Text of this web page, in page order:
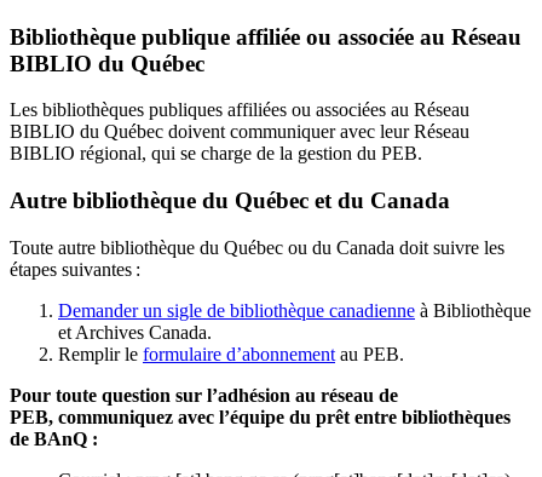
Bibliothèque publique affiliée ou associée au Réseau
BIBLIO du Québec
Les bibliothèques publiques affiliées ou associées au Réseau
BIBLIO du Québec doivent communiquer avec leur Réseau
BIBLIO régional, qui se charge de la gestion du PEB.
Autre bibliothèque du Québec et du Canada
Toute autre bibliothèque du Québec ou du Canada doit suivre les
étapes suivantes :
Demander un sigle de bibliothèque canadienne à Bibliothèque
et Archives Canada.
Remplir le formulaire d’abonnement au PEB.
Pour toute question sur l’adhésion au réseau de
PEB, communiquez avec l’équipe du prêt entre bibliothèques
de BAnQ :